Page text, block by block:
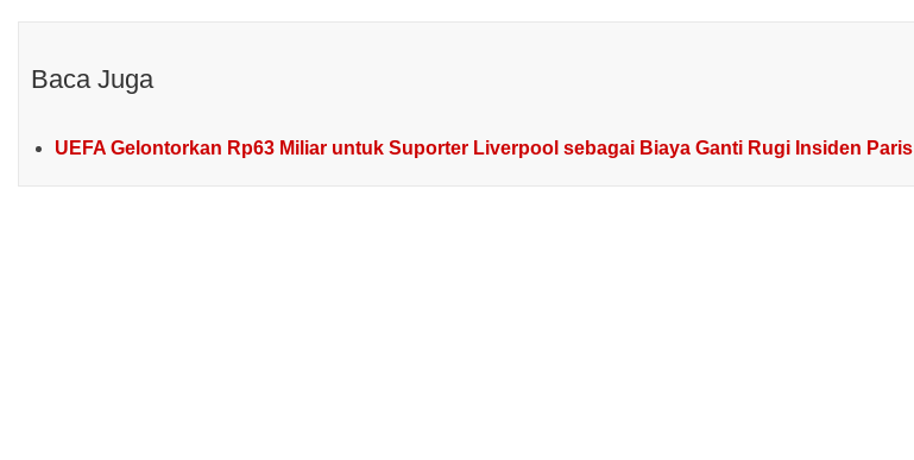
Baca Juga
UEFA Gelontorkan Rp63 Miliar untuk Suporter Liverpool sebagai Biaya Ganti Rugi Insiden Paris